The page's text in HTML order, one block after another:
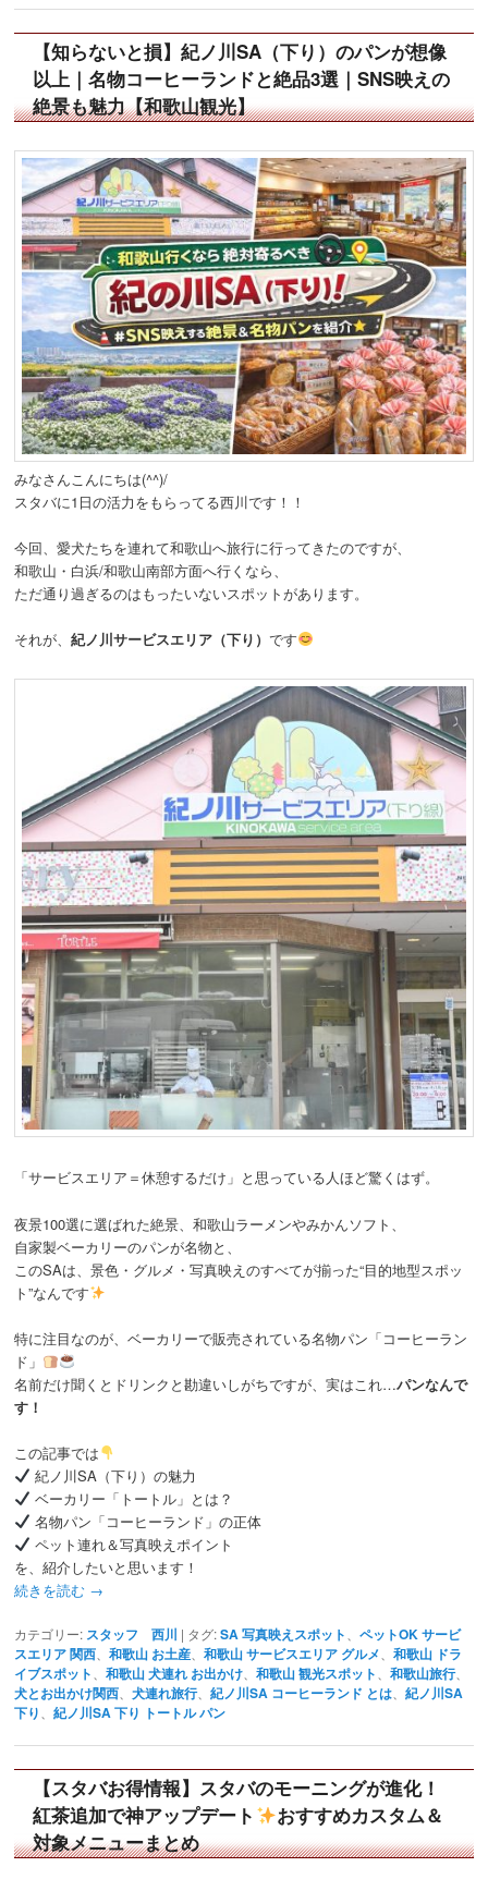
【知らないと損】紀ノ川SA（下り）のパンが想像
以上｜名物コーヒーランドと絶品3選｜SNS映えの
絶景も魅力【和歌山観光】
みなさんこんにちは(^^)/
スタバに1日の活力をもらってる西川です！！
今回、愛犬たちを連れて和歌山へ旅行に行ってきたのですが、
和歌山・白浜/和歌山南部方面へ行くなら、
ただ通り過ぎるのはもったいないスポットがあります。
それが、紀ノ川サービスエリア（下り）です
「サービスエリア＝休憩するだけ」と思っている人ほど驚くはず。
夜景100選に選ばれた絶景、和歌山ラーメンやみかんソフト、
自家製ベーカリーのパンが名物と、
このSAは、景色・グルメ・写真映えのすべてが揃った“目的地型スポッ
ト”なんです
特に注目なのが、ベーカリーで販売されている名物パン「コーヒーラン
ド」
名前だけ聞くとドリンクと勘違いしがちですが、実はこれ…パンなんで
す！
この記事では
紀ノ川SA（下り）の魅力
ベーカリー「トートル」とは？
名物パン「コーヒーランド」の正体
ペット連れ＆写真映えポイント
を、紹介したいと思います！
続きを読む →
カテゴリー: スタッフ 西川 | タグ: SA 写真映えスポット 、ペットOK サービ
スエリア 関西 、和歌山 お土産 、和歌山 サービスエリア グルメ 、和歌山 ドラ
イブスポット
、和歌山 犬連れ お出かけ 、和歌山 観光スポット 、和歌山旅行、
犬とお出かけ関西 、犬連れ旅行、紀ノ川SA コーヒーランド とは 、紀ノ川SA
下り
、紀ノ川SA 下り トートル パン
【スタバお得情報】スタバのモーニングが進化！
紅茶追加で神アップデート
おすすめカスタム＆
対象メニューまとめ